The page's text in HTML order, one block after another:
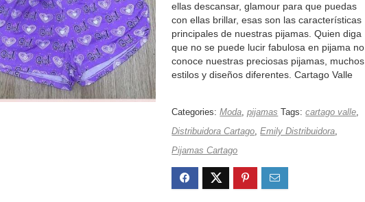
ellas descansar, glamour para que puedas
con ellas brillar, esas son las características
principales de nuestras pijamas. Quien diga
que no se puede lucir fabulosa en pijama no
conoce nuestras preciosas pijamas, muchos
estilos y diseños diferentes. Cartago Valle
Categories:Moda,pijamas Tags:cartago valle,
Distribuidora Cartago,Emily Distribuidora,
Pijamas Cartago